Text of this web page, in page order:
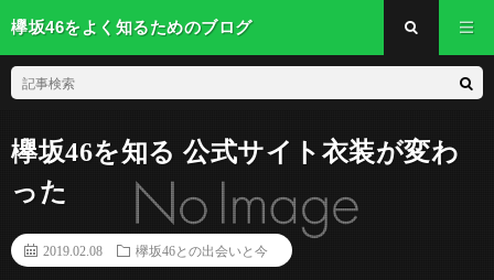
欅坂46をよく知るためのブログ
欅坂46を知る 公式サイト衣装が変わ
った
2019.02.08 欅坂46との出会いと今